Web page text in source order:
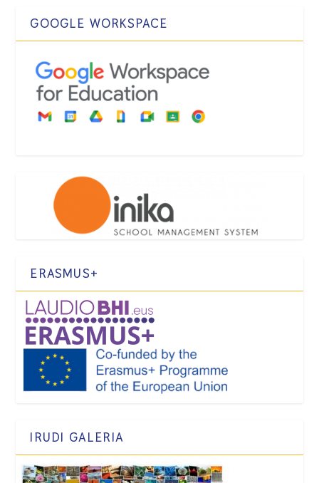
GOOGLE WORKSPACE
ERASMUS+
IRUDI GALERIA